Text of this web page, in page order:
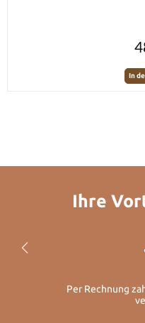
In
Ihre
Per Rechnung